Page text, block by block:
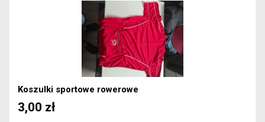
Koszulki sportowe rowerowe
3,00 zł